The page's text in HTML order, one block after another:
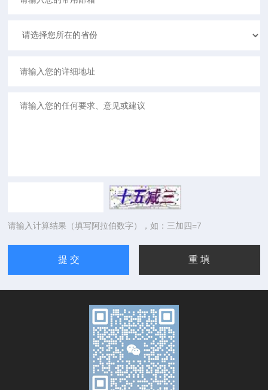
请输入计算结果（填写阿拉伯数字），如：三加四=7